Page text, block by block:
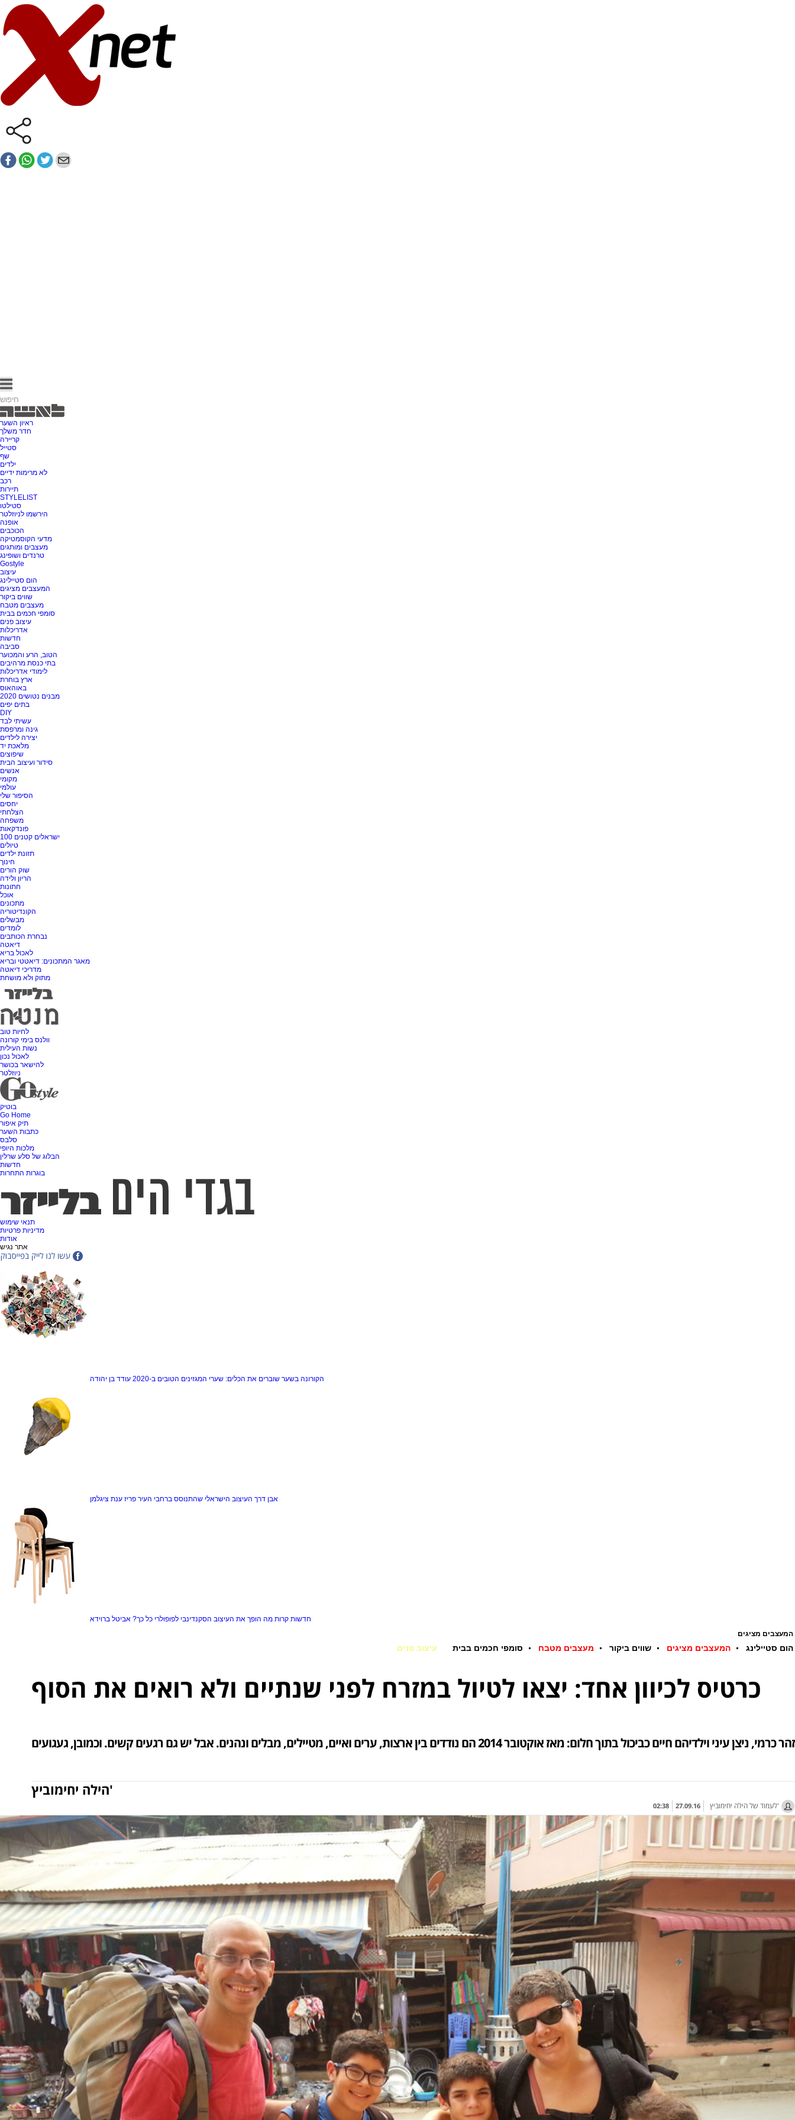
ראיון השער
חדר משלך
קריירה
סטייל
שף
ילדים
לא מרימות ידיים
רכב
תיירות
STYLELIST
סטילטו
הירשמו לניוזלטר
אופנה
הכוכבים
מדעי הקוסמטיקה
מעצבים ומותגים
טרנדים ושופינג
Gostyle
עיצוב
הום סטיילינג
המעצבים מציגים
שווים ביקור
מעצבים מטבח
סומפי חכמים בבית
עיצוב פנים
אדריכלות
חדשות
סביבה
הטוב, הרע והמכוער
בתי כנסת מרהיבים
לימודי אדריכלות
ארץ בוחרת
באוהאוס
מבנים נטושים 2020
בתים יפים
DIY
עשיתי לבד
גינה ומרפסת
יצירה לילדים
מלאכת יד
שיפוצים
סידור ועיצוב הבית
אנשים
מקומי
עולמי
הסיפור שלי
יחסים
הצלחתי
משפחה
פונדקאות
100 ישראלים קטנים
טיולים
תזונת ילדים
חינוך
שוק הורים
הריון ולידה
חתונות
אוכל
מתכונים
הקונדיטוריה
מבשלים
לומדים
נבחרת הכותבים
דיאטה
לאכול בריא
מאגר המתכונים: דיאטטי ובריא
מדריכי דיאטה
מתוק ולא מושחת
לחיות טוב
וולנס בימי קורונה
נשות העילית
לאכול נכון
להישאר בכושר
ניוזלטר
בוטיק
Go Home
תיק איפור
כתבות השער
סלבס
מלכות היופי
הבלוג של סלע שרלין
חדשות
בוגרות התחרות
תנאי שימוש
מדיניות פרטיות
אודות
אתר נגיש
הקורונה בשער שוברים את הכלים: שערי המגזינים הטובים ב-2020 עודד בן יהודה
אבן דרך העיצוב הישראלי שהתנוסס ברחבי העיר פריז ענת ציגלמן
חדשות קרות מה הופך את העיצוב הסקנדינבי לפופולרי כל כך? אביטל ברוידא
המעצבים מציגים
הום סטיילינג המעצבים מציגים שווים ביקור מעצבים מטבח סומפי חכמים בבית עיצוב פנים
כרטיס לכיוון אחד: יצאו לטיול במזרח לפני שנתיים ולא רואים את הסוף
זהר כרמי, ניצן עיני וילדיהם חיים כביכול בתוך חלום: מאז אוקטובר 2014 הם נודדים בין ארצות, ערים ואיים, מטיילים, מבלים ונהנים. אבל יש גם רגעים קשים. וכמובן, געגועים
הילה יחימוביץ'
לעמוד של הילה יחימוביץ' 27.09.16
02:38